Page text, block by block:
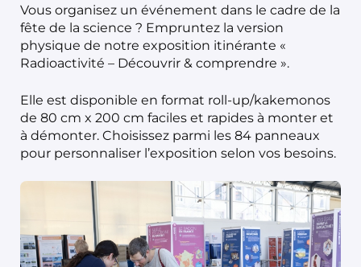
Vous organisez un événement dans le cadre de la
fête de la science ? Empruntez la version
physique de notre exposition itinérante «
Radioactivité – Découvrir & comprendre ».
Elle est disponible en format roll-up/kakemonos
de 80 cm x 200 cm faciles et rapides à monter et
à démonter. Choisissez parmi les 84 panneaux
pour personnaliser l’exposition selon vos besoins.